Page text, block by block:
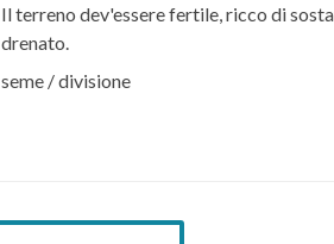
Il terreno dev'essere fertile, ricco di
drenato.
seme / divisione